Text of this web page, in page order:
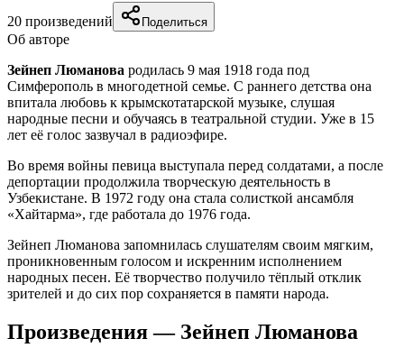
20 произведений Поделиться
Об авторе
Зейнеп Люманова родилась 9 мая 1918 года под
Симферополь в многодетной семье. С раннего детства она
впитала любовь к крымскотатарской музыке, слушая
народные песни и обучаясь в театральной студии. Уже в 15
лет её голос зазвучал в радиоэфире.
Во время войны певица выступала перед солдатами, а после
депортации продолжила творческую деятельность в
Узбекистане. В 1972 году она стала солисткой ансамбля
«Хайтарма», где работала до 1976 года.
Зейнеп Люманова запомнилась слушателям своим мягким,
проникновенным голосом и искренним исполнением
народных песен. Её творчество получило тёплый отклик
зрителей и до сих пор сохраняется в памяти народа.
Произведения — Зейнеп Люманова